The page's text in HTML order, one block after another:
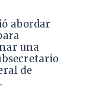
abordar
una
de